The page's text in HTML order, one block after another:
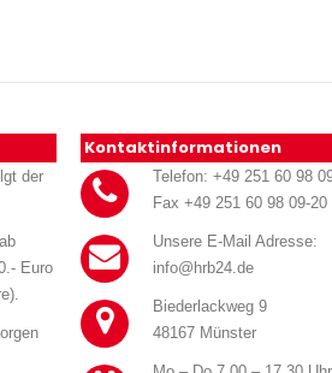
der
Euro
Kontaktinformationen
Telefon: +49 251 60 98
Fax +49 251 60 98 09-20
Unsere E-Mail Adresse:
info@hrb24.de
Biederlackweg 9
48167 Münster